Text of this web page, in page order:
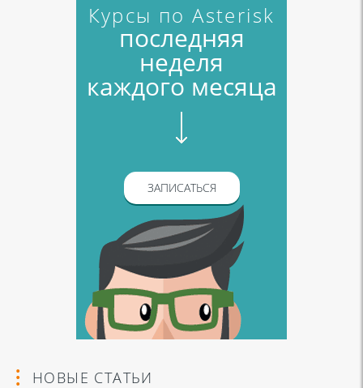
Курсы по Asterisk
последняя
неделя
каждого месяца
ЗАПИСАТЬСЯ
НОВЫЕ СТАТЬИ